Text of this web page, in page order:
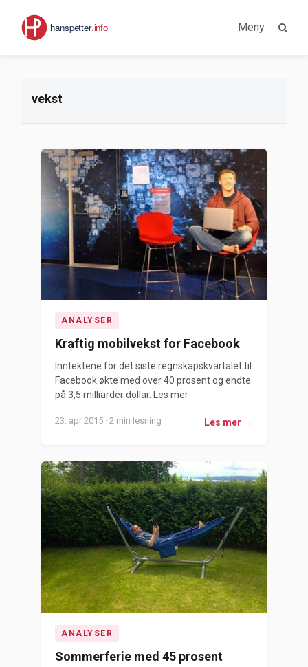
Meny
vekst
ANALYSER
Kraftig mobilvekst for Facebook
Inntektene for det siste regnskapskvartalet til
Facebook økte med over 40 prosent og endte
på 3,5 milliarder dollar. Les mer
23. apr 2015 · 2 min lesning Les mer →
ANALYSER
Sommerferie med 45 prosent